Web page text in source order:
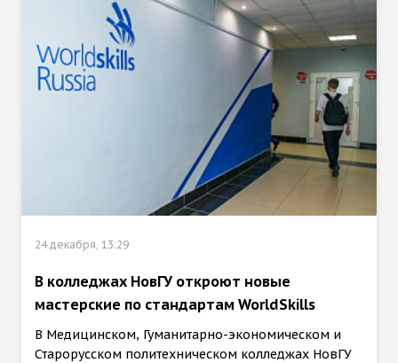
24 декабря, 13:29
В колледжах НовГУ откроют новые
мастерские по стандартам WorldSkills
В Медицинском, Гуманитарно-экономическом и
Старорусском политехническом колледжах НовГУ